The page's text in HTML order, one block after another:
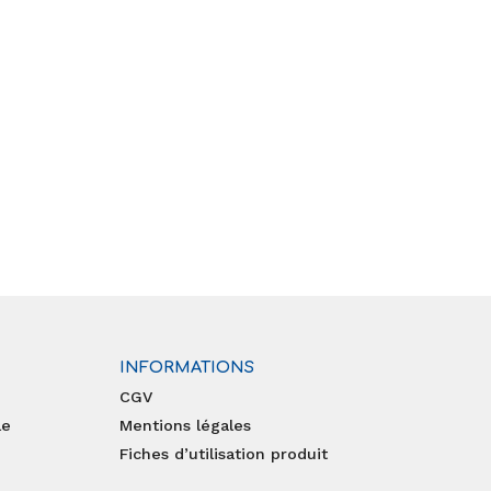
INFORMATIONS
CGV
Mentions légales
Fiches d’utilisation produit